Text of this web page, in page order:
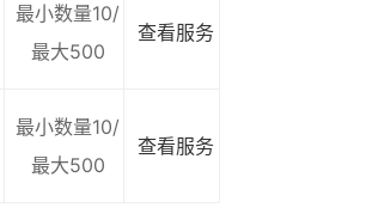
最小数量10/
最大500
查看服务
最小数量10/
最大500
查看服务